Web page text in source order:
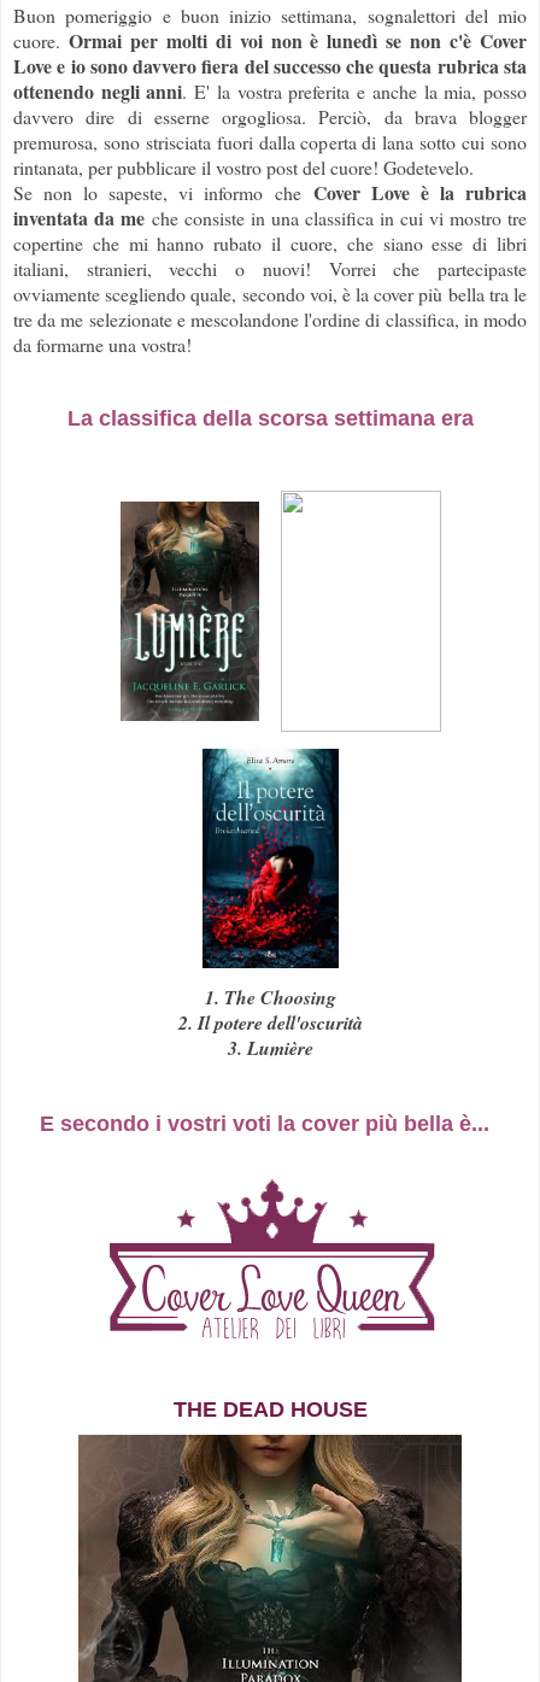
Buon pomeriggio e buon inizio settimana, sognalettori del mio
cuore. Ormai per molti di voi non è lunedì se non c'è Cover
Love e io sono davvero fiera del successo che questa rubrica sta
ottenendo negli anni. E' la vostra preferita e anche la mia, posso
davvero dire di esserne orgogliosa. Perciò, da brava blogger
premurosa, sono strisciata fuori dalla coperta di lana sotto cui sono
rintanata, per pubblicare il vostro post del cuore! Godetevelo.
Se non lo sapeste, vi informo che Cover Love è la rubrica
inventata da me che consiste in una classifica in cui vi mostro tre
copertine che mi hanno rubato il cuore, che siano esse di libri
italiani, stranieri, vecchi o nuovi! Vorrei che partecipaste
ovviamente scegliendo quale, secondo voi, è la cover più bella tra le
tre da me selezionate e mescolandone l'ordine di classifica, in modo
da formarne una vostra!
La classifica della scorsa settimana era
1. The Choosing
2. Il potere dell'oscurità
3. Lumière
E secondo i vostri voti la cover più bella è...
THE DEAD HOUSE